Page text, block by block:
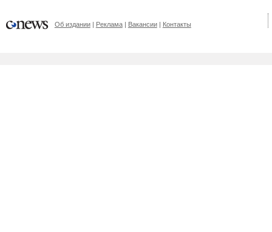
Об издании Реклама Вакансии Контакты